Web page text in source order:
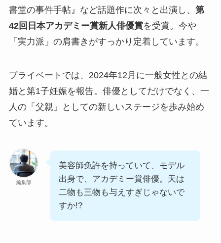
書堂の事件手帖』など話題作に次々と出演し、 第
42回日本アカデミー賞新人俳優賞を受賞。今や
「実力派」の肩書きがすっかり定着しています。
プライベートでは、2024年12月に一般女性との結
婚と第1子妊娠を報告。俳優としてだけでなく、一
人の「父親」としての新しいステージを歩み始め
ています。
編集部
美容師免許を持っていて、モデル
出身で、アカデミー賞俳優。天は
二物も三物も与えすぎじゃないで
すか!?